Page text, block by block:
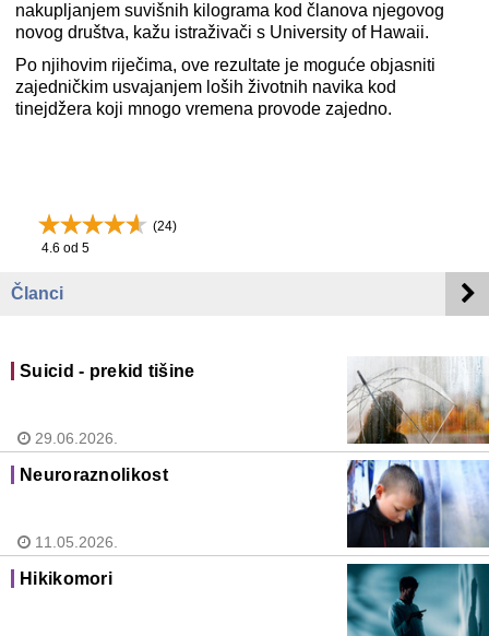
nakupljanjem suvišnih kilograma kod članova njegovog
novog društva, kažu istraživači s University of Hawaii.
Po njihovim riječima, ove rezultate je moguće objasniti
zajedničkim usvajanjem loših životnih navika kod
tinejdžera koji mnogo vremena provode zajedno.
(24)
4.6 od 5
Članci
Suicid - prekid tišine
29.06.2026.
Neuroraznolikost
11.05.2026.
Hikikomori